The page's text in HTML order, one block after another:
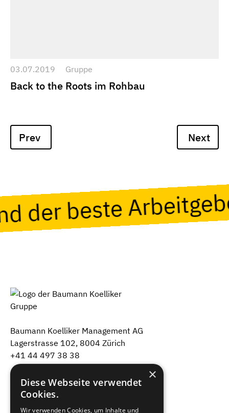
03.07.2019 Gruppe
Back to the Roots im Rohbau
Prev Next
der beste
Baumann Koelliker Management AG
Lagerstrasse 102, 8004 Zürich
+41 44 497 38 38
Über uns
Unsere Firmen
×
Diese Webseite verwendet
Cookies.
Wir verwenden Cookies, um Inhalte und